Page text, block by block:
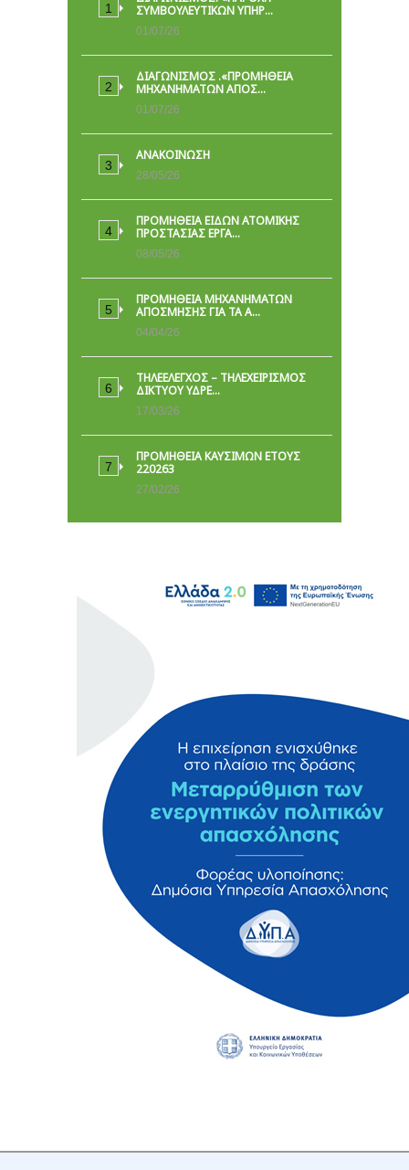
ΣΥΜΒΟΥΛΕΥΤΙΚΏΝ ΥΠΗΡ…
01/07/26
ΔΙΑΓΩΝΙΣΜΟΣ .«ΠΡΟΜΗΘΕΙΑ
ΜΗΧΑΝΗΜΑΤΩΝ ΑΠΟΣ…
01/07/26
ΑΝΑΚΟΙΝΩΣΗ
28/05/26
ΠΡΟΜΉΘΕΙΑ ΕΙΔΏΝ ΑΤΟΜΙΚΉΣ
ΠΡΟΣΤΑΣΊΑΣ ΕΡΓΑ…
08/05/26
ΠΡΟΜΗΘΕΙΑ ΜΗΧΑΝΗΜΑΤΩΝ
ΑΠΟΣΜΗΣΗΣ ΓΙΑ ΤΑ Α…
04/04/26
ΤΗΛΕΕΛΕΓΧΟΣ – ΤΗΛΕΧΕΙΡΙΣΜΟΣ
ΔΙΚΤΥΟΥ ΥΔΡΕ…
17/03/26
ΠΡΟΜΗΘΕΙΑ ΚΑΥΣΙΜΩΝ ΕΤΟΥΣ
220263
27/02/26